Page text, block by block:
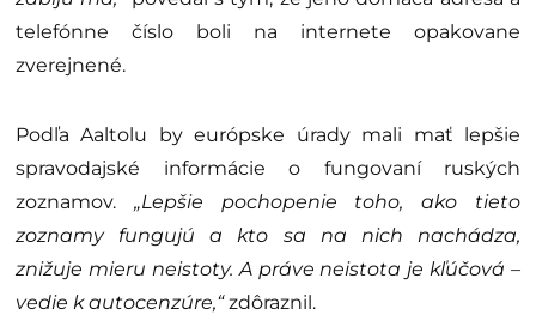
telefónne číslo boli na internete opakovane
zverejnené.
Podľa Aaltolu by európske úrady mali mať lepšie
spravodajské informácie o fungovaní ruských
zoznamov. „Lepšie pochopenie toho, ako tieto
zoznamy fungujú a kto sa na nich nachádza,
znižuje mieru neistoty. A práve neistota je kľúčová –
vedie k autocenzúre,“zdôraznil.